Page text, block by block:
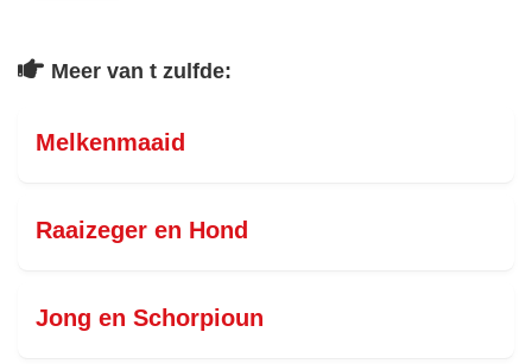
Meer van t zulfde:
Melkenmaaid
Raaizeger en Hond
Jong en Schorpioun